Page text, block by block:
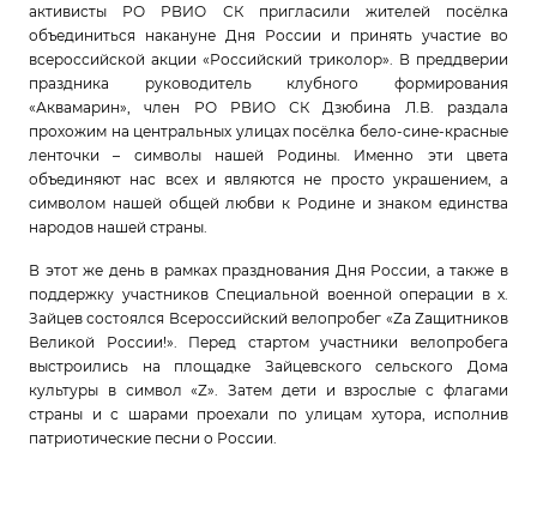
активисты РО РВИО СК пригласили жителей посёлка
объединиться накануне Дня России и принять участие во
всероссийской акции «Российский триколор». В преддверии
праздника руководитель клубного формирования
«Аквамарин», член РО РВИО СК Дзюбина Л.В. раздала
прохожим на центральных улицах посёлка бело-сине-красные
ленточки – символы нашей Родины. Именно эти цвета
объединяют нас всех и являются не просто украшением, а
символом нашей общей любви к Родине и знаком единства
народов нашей страны.
В этот же день в рамках празднования Дня России, а также в
поддержку участников Специальной военной операции в х.
Зайцев состоялся Всероссийский велопробег «Za Zащитников
Великой России!». Перед стартом участники велопробега
выстроились на площадке Зайцевского сельского Дома
культуры в символ «Z». Затем дети и взрослые с флагами
страны и с шарами проехали по улицам хутора, исполнив
патриотические песни о России.